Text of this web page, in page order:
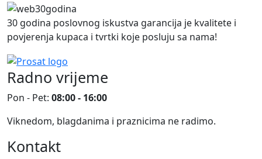
30 godina poslovnog iskustva garancija je kvalitete i
povjerenja kupaca i tvrtki koje posluju sa nama!
Radno vrijeme
Pon - Pet: 08:00 - 16:00
Viknedom, blagdanima i praznicima ne radimo.
Kontakt